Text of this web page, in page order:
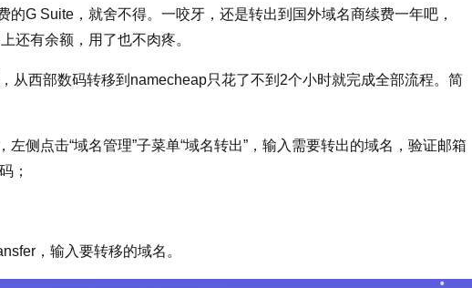
的G Suite，就舍不得。一咬牙，还是转出到国外域名商续费一年吧，
还有余额，用了也不肉疼。
从西部数码转移到namecheap只花了不到2个小时就完成全部流程。简
侧点击“域名管理”子菜单“域名转出”，输入需要转出的域名，验证邮箱
；
，输入要转移的域名。